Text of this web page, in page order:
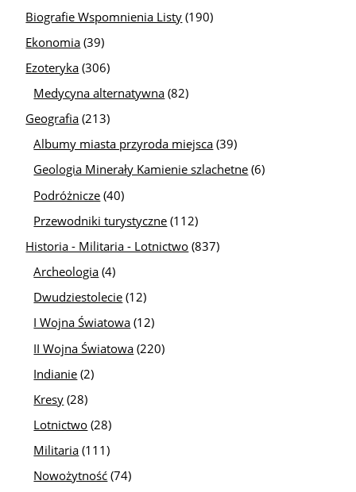
Biografie Wspomnienia Listy (190)
Ekonomia (39)
Ezoteryka (306)
Medycyna alternatywna (82)
Geografia (213)
Albumy miasta przyroda miejsca (39)
Geologia Minerały Kamienie szlachetne (6)
Podróżnicze (40)
Przewodniki turystyczne (112)
Historia - Militaria - Lotnictwo (837)
Archeologia (4)
Dwudziestolecie (12)
I Wojna Światowa (12)
II Wojna Światowa (220)
Indianie (2)
Kresy (28)
Lotnictwo (28)
Militaria (111)
Nowożytność (74)